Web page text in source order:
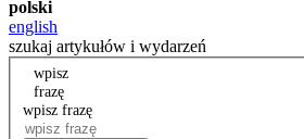
polski
english
szukaj artykułów i wydarzeń
wpisz
frazę
wpisz frazę